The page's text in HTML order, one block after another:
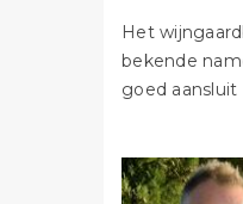
Het
bekende
goed